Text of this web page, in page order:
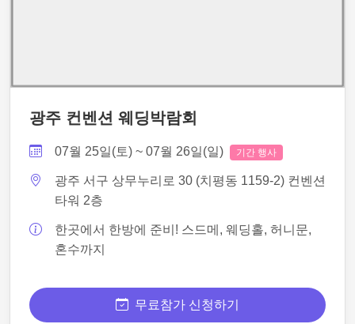
광주 컨벤션 웨딩박람회
07월 25일(토) ~ 07월 26일(일) 기간 행사
광주 서구 상무누리로 30 (치평동 1159-2) 컨벤션
타워 2층
한곳에서 한방에 준비! 스드메, 웨딩홀, 허니문,
혼수까지
무료참가 신청하기